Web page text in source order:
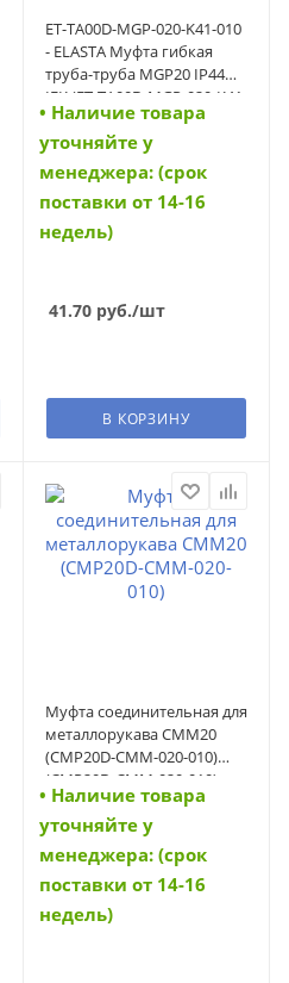
ET-TA00D-MGP-020-K41-010
- ELASTA Муфта гибкая
труба-труба MGP20 IP44
IEK (ET-TA00D-MGP-020-K41-
010)
• Наличие товара
уточняйте у
менеджера: (срок
поставки от 14-16
недель)
41.70руб./шт
В КОРЗИНУ
Муфта соединительная для
металлорукава СММ20
(CMP20D-CMM-020-010)
(CMP20D-CMM-020-010)
• Наличие товара
уточняйте у
менеджера: (срок
поставки от 14-16
недель)